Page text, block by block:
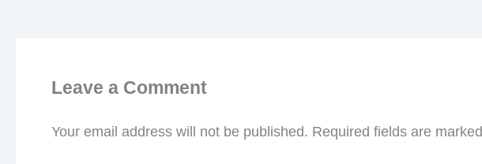
Leave a Comment
Your email address will not be published. Required fields are marked